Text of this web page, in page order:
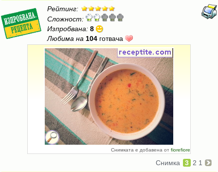
Рейтинг:
Сложност:
Изпробвана: 8
Любима на 104 готвача
Снимката е добавена от fiorefiore
Снимка 3 2 1